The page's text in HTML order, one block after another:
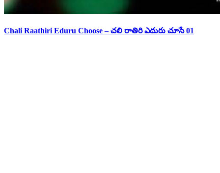
Chali Raathiri Eduru Choose – చలి రాతిరి ఎదురు చూసే 01